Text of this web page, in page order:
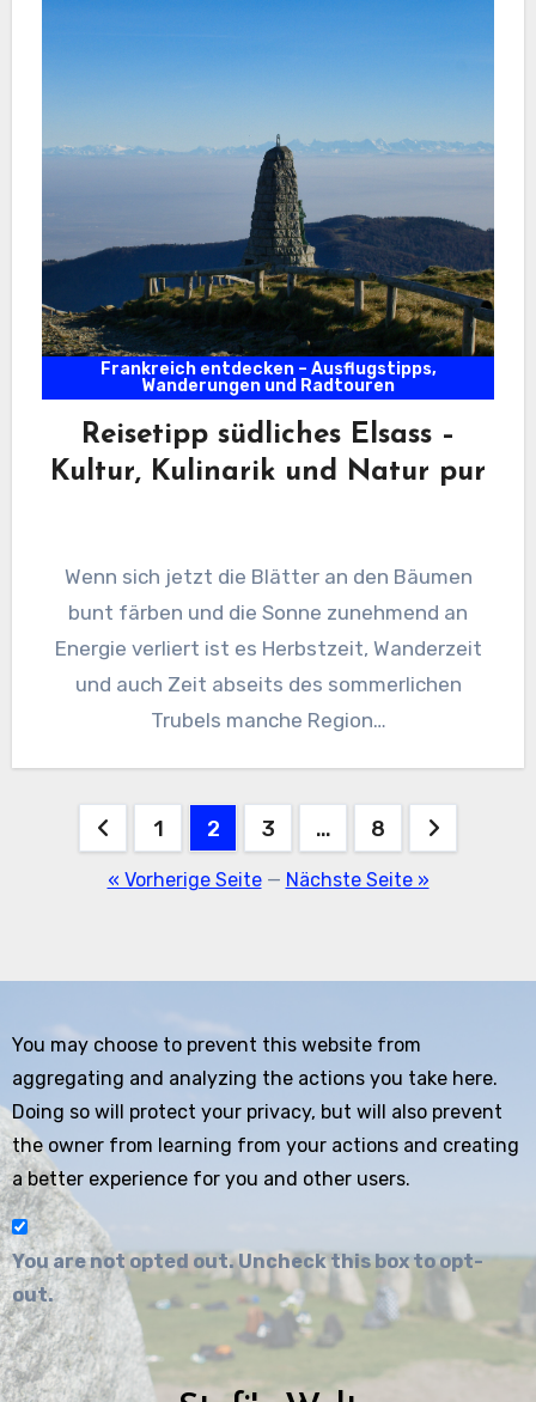
Frankreich entdecken – Ausflugstipps,
Wanderungen und Radtouren
Reisetipp südliches Elsass –
Kultur, Kulinarik und Natur pur
Wenn sich jetzt die Blätter an den Bäumen
bunt färben und die Sonne zunehmend an
Energie verliert ist es Herbstzeit, Wanderzeit
und auch Zeit abseits des sommerlichen
Trubels manche Region…
Seitennummerierung
1 2 3 … 8
« Vorherige Seite— Nächste Seite »
You may choose to prevent this website from
aggregating and analyzing the actions you take here.
Doing so will protect your privacy, but will also prevent
the owner from learning from your actions and creating
a better experience for you and other users.
You are not opted out. Uncheck this box to opt-
out.